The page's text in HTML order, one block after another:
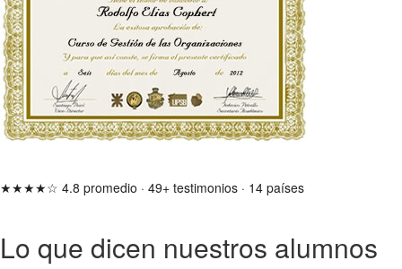
★★★★☆ 4.8 promedio · 49+ testimonios · 14 países
Lo que dicen nuestros alumnos